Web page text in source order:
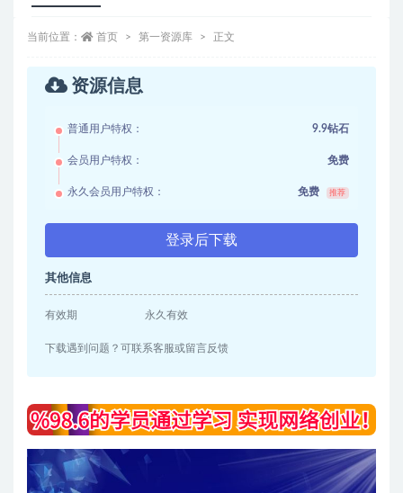
当前位置： 首页 第一资源库 正文
资源信息
普通用户特权： 9.9钻石
会员用户特权： 免费
永久会员用户特权： 免费 推荐
登录后下载
其他信息
有效期 永久有效
下载遇到问题？可联系客服或留言反馈